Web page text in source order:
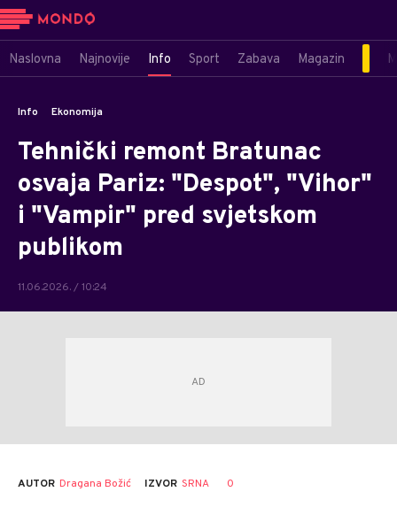
Naslovna Najnovije Info Sport Zabava Magazin
Info Ekonomija
Tehnički remont Bratunac
osvaja Pariz: "Despot", "Vihor"
i "Vampir" pred svjetskom
publikom
11.06.2026. / 10:24
AUTOR Dragana Božić IZVOR SRNA 0